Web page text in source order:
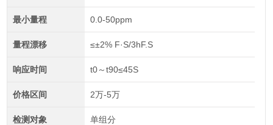
最小量程 0.0-50ppm
量程漂移 ≤±2% F·S/3hF.S
响应时间 t0～t90≤45S
价格区间 2万-5万
检测对象 单组分